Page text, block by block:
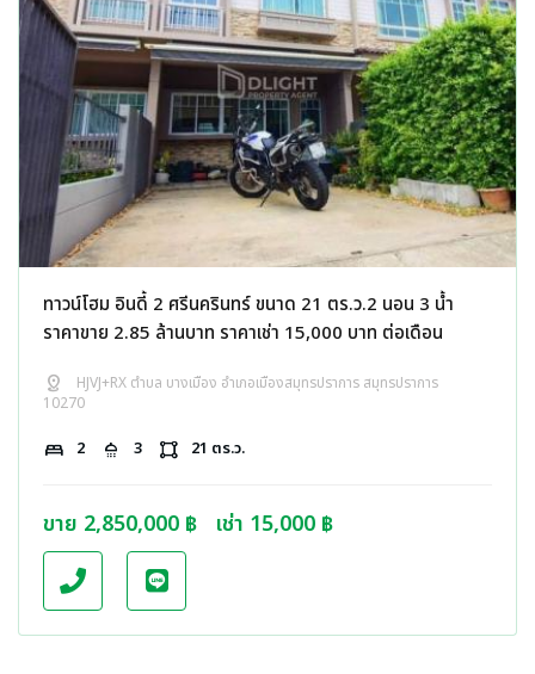
ทาวน์โฮม อินดี้ 2 ศรีนครินทร์ ขนาด 21 ตร.ว.2 นอน 3 น้ำ
ราคาขาย 2.85 ล้านบาท ราคาเช่า 15,000 บาท ต่อเดือน
distance
HJVJ+RX ตำบล บางเมือง อำเภอเมืองสมุทรปราการ สมุทรปราการ
10270
bed 2 shower 3 activity_zone 21 ตร.ว.
ขาย 2,850,000 ฿ เช่า 15,000 ฿